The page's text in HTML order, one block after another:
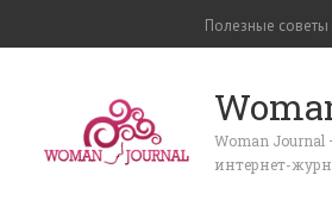
Полезные советы
Woman
интернет-